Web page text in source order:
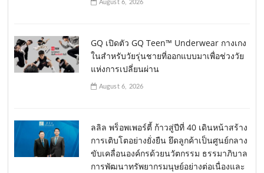
August 6, 2026
GQ เปิดตัว GQ Teen™ Underwear กางเกง
ในสำหรับวัยรุ่นชายที่ออกแบบมาเพื่อช่วงวัย
แห่งการเปลี่ยนผ่าน
August 6, 2026
ลลิล พร็อพเพอร์ตี้ ก้าวสู่ปีที่ 40 เดินหน้าสร้าง
การเติบโตอย่างยั่งยืน ยึดลูกค้าเป็นศูนย์กลาง
ขับเคลื่อนองค์กรด้วยนวัตกรรม ธรรมาภิบาล
การพัฒนาทรัพยากรมนุษย์อย่างต่อเนื่องและ